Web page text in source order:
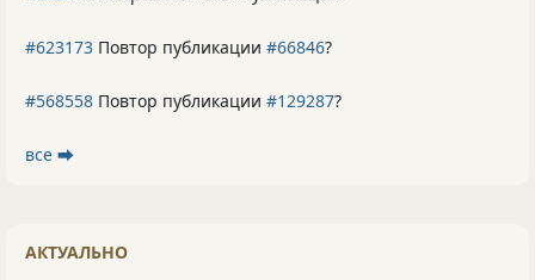
#623173 Повтор публикации #66846?
#568558 Повтор публикации #129287?
все ⮕
АКТУАЛЬНО